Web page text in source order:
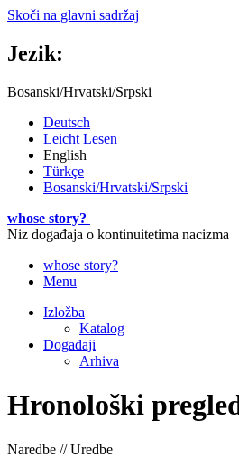
Skoči na glavni sadržaj
Jezik:
Bosanski/Hrvatski/Srpski
Deutsch
Leicht Lesen
English
Türkçe
Bosanski/Hrvatski/Srpski
whose story?
Niz događaja o kontinuitetima
whose story?
Menu
Izložba
Katalog
Događaji
Arhiva
Hronološki
Naredbe // Uredbe